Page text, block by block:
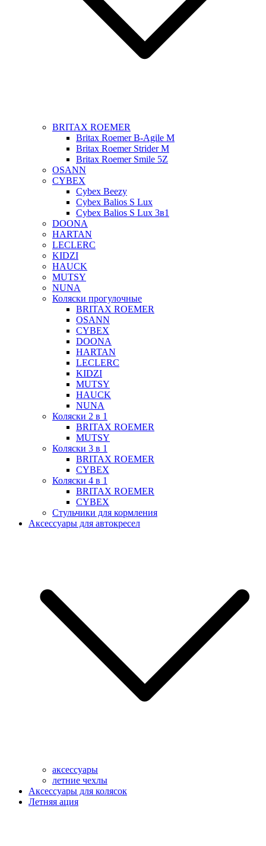
BRITAX ROEMER
Britax Roemer B-Agile M
Britax Roemer Strider M
Britax Roemer Smile 5Z
OSANN
CYBEX
Cybex Beezy
Cybex Balios S Lux
Cybex Balios S Lux 3в1
DOONA
HARTAN
LECLERC
KIDZI
HAUCK
MUTSY
NUNA
Коляски прогулочные
BRITAX ROEMER
OSANN
CYBEX
DOONA
HARTAN
LECLERC
KIDZI
MUTSY
HAUCK
NUNA
Коляски 2 в 1
BRITAX ROEMER
MUTSY
Коляски 3 в 1
BRITAX ROEMER
CYBEX
Коляски 4 в 1
BRITAX ROEMER
CYBEX
Стульчики для кормления
Аксессуары для автокресел
аксессуары
летние чехлы
Аксессуары для колясок
Летняя ация